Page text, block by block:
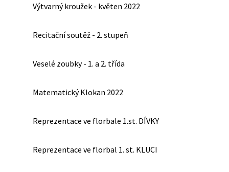
Výtvarný kroužek - květen 2022
Recitační soutěž - 2. stupeň
Veselé zoubky - 1. a 2. třída
Matematický Klokan 2022
Reprezentace ve florbale 1.st. DÍVKY
Reprezentace ve florbal 1. st. KLUCI